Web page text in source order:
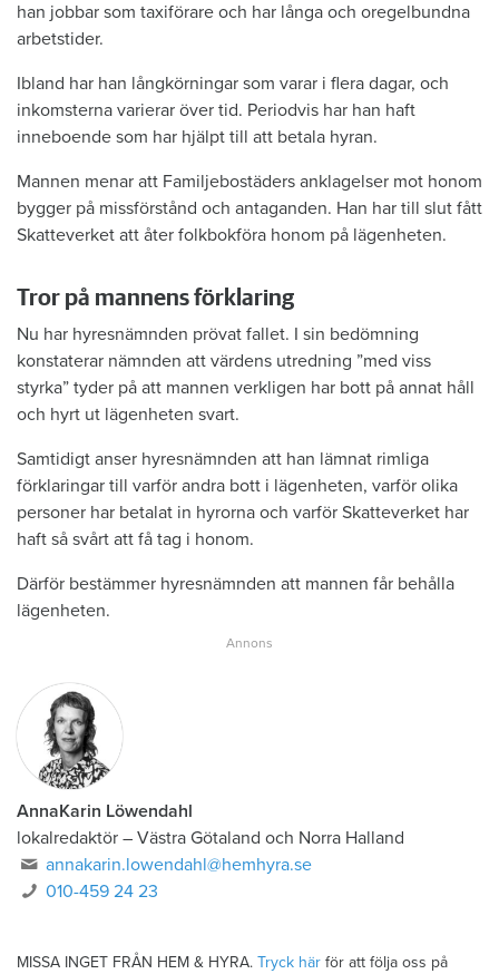
han jobbar som taxiförare och har långa och oregelbundna
arbetstider.
Ibland har han långkörningar som varar i flera dagar, och
inkomsterna varierar över tid. Periodvis har han haft
inneboende som har hjälpt till att betala hyran.
Mannen menar att Familjebostäders anklagelser mot honom
bygger på missförstånd och antaganden. Han har till slut fått
Skatteverket att åter folkbokföra honom på lägenheten.
Tror på mannens förklaring
Nu har hyresnämnden prövat fallet. I sin bedömning
konstaterar nämnden att värdens utredning ”med viss
styrka” tyder på att mannen verkligen har bott på annat håll
och hyrt ut lägenheten svart.
Samtidigt anser hyresnämnden att han lämnat rimliga
förklaringar till varför andra bott i lägenheten, varför olika
personer har betalat in hyrorna och varför Skatteverket har
haft så svårt att få tag i honom.
Därför bestämmer hyresnämnden att mannen får behålla
lägenheten.
AnnaKarin Löwendahl
lokalredaktör – Västra Götaland och Norra Halland
annakarin.lowendahl@hemhyra.se
010-459 24 23
MISSA INGET FRÅN HEM & HYRA. Tryck här för att följa oss på